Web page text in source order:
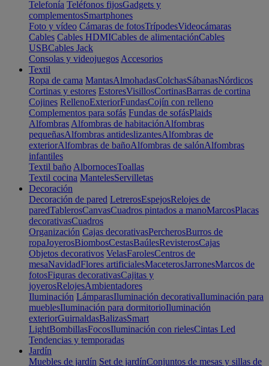
Telefonía Teléfonos fijosGadgets y
complementosSmartphones
Foto y vídeo Cámaras de fotosTrípodesVideocámaras
Cables Cables HDMICables de alimentaciónCables
USBCables Jack
Consolas y videojuegos Accesorios
Textil
Ropa de cama MantasAlmohadasColchasSábanasNórdicos
Cortinas y estores EstoresVisillosCortinasBarras de cortina
Cojines RellenoExteriorFundasCojín con relleno
Complementos para sofás Fundas de sofásPlaids
Alfombras Alfombras de habitaciónAlfombras
pequeñasAlfombras antideslizantesAlfombras de
exteriorAlfombras de bañoAlfombras de salónAlfombras
infantiles
Textil baño AlbornocesToallas
Textil cocina MantelesServilletas
Decoración
Decoración de pared LetrerosEspejosRelojes de
paredTablerosCanvasCuadros pintados a manoMarcosPlacas
decorativasCuadros
Organización Cajas decorativasPercherosBurros de
ropaJoyerosBiombosCestasBaúlesRevisterosCajas
Objetos decorativos VelasFarolesCentros de
mesaNavidadFlores artificialesMaceterosJarronesMarcos de
fotosFiguras decorativasCajitas y
joyerosRelojesAmbientadores
Iluminación LámparasIluminación decorativaIluminación para
mueblesIluminación para dormitorioIluminación
exteriorGuirnaldasBalizasSmart
LightBombillasFocosIluminación con rielesCintas Led
Tendencias y temporadas
Jardín
Muebles de jardín Set de jardínConjuntos de mesas y sillas de